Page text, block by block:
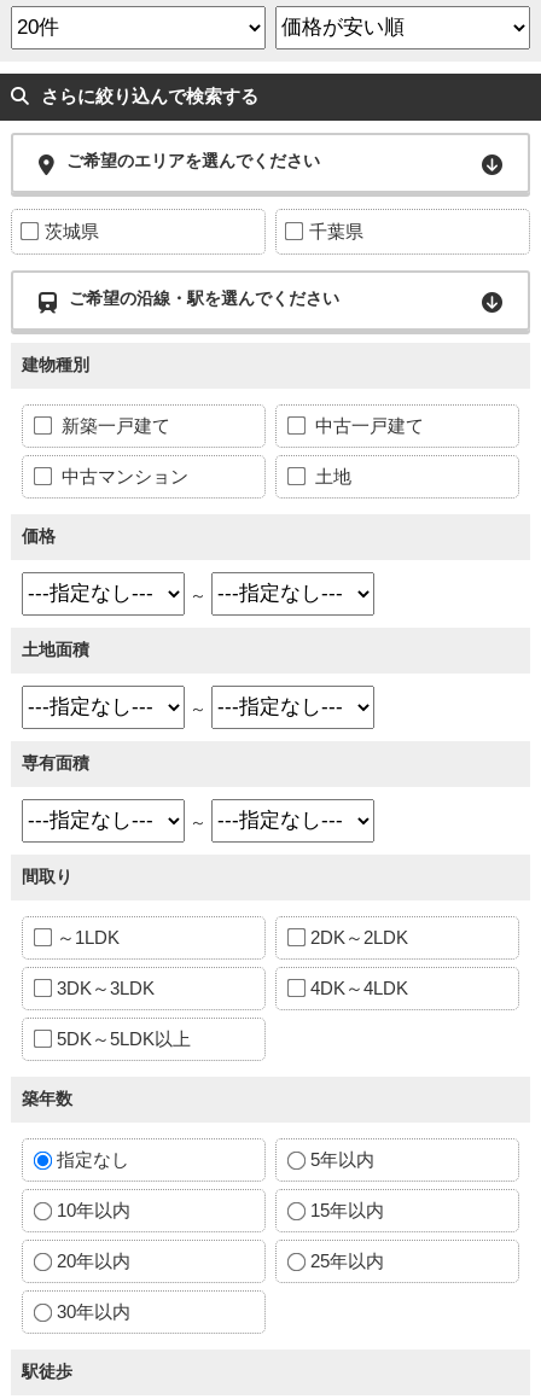
さらに絞り込んで検索する
ご希望のエリアを選んでください
茨城県 千葉県
ご希望の沿線・駅を選んでください
建物種別
新築一戸建て 中古一戸建て
中古マンション 土地
価格
～
土地面積
～
専有面積
～
間取り
～1LDK 2DK～2LDK
3DK～3LDK 4DK～4LDK
5DK～5LDK以上
築年数
指定なし 5年以内
10年以内 15年以内
20年以内 25年以内
30年以内
駅徒歩